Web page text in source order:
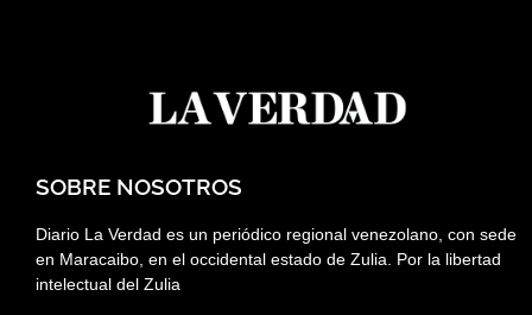
SOBRE NOSOTROS
Diario La Verdad es un periódico regional venezolano, con sede
en Maracaibo, en el occidental estado de Zulia. Por la libertad
intelectual del Zulia